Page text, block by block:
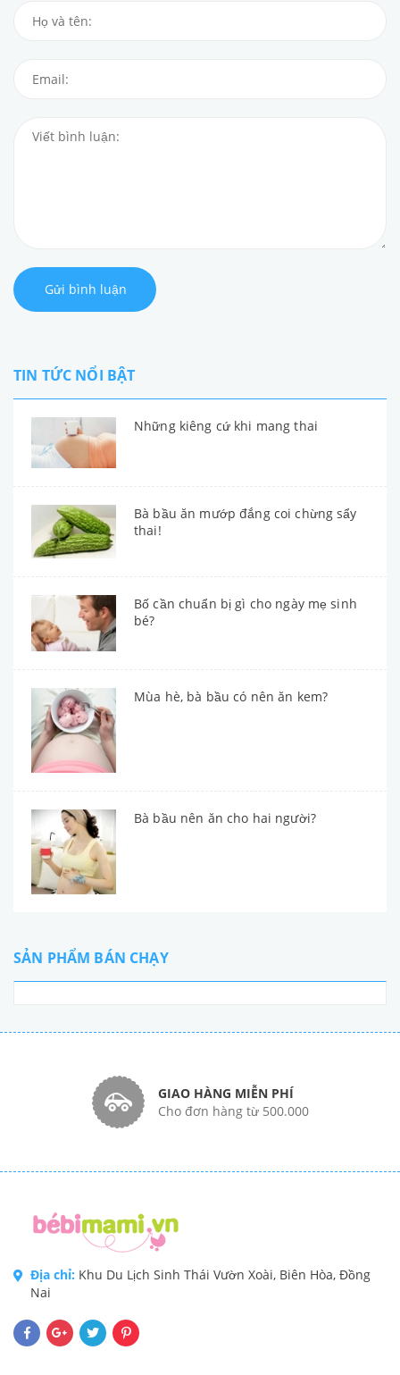
Gửi bình luận
TIN TỨC NỔI BẬT
Những kiêng cứ khi mang thai
Bà bầu ăn mướp đắng coi chừng sẩy
thai!
Bố cần chuẩn bị gì cho ngày mẹ sinh
bé?
Mùa hè, bà bầu có nên ăn kem?
Bà bầu nên ăn cho hai người?
SẢN PHẨM BÁN CHẠY
GIAO HÀNG MIỄN PHÍ
Cho đơn hàng từ 500.000
Địa chỉ: Khu Du Lịch Sinh Thái Vườn Xoài, Biên Hòa, Đồng
Nai